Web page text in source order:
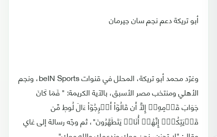
أبو تريكة دعم نجم سان جيرمان
وغرّد محمد أبو تريكة، المحلل في قنوات beIN Sports، ونجم
الأهلي ومنتخب مصر الأسبق، بالآية الكريمة: " فَمَا كَانَ
جَوَابَ قَوۡمِهِۦٓ إِلَّآ أَن قَالُوٓاْ أَخۡرِجُوٓاْ ءَالَ لُوطٖ مِّن
قَرۡيَتِكُمۡۖ إِنَّهُمۡ أُنَاسٞ يَتَطَهَّرُونَ"، ثم وجّه رسالة إلى غاي